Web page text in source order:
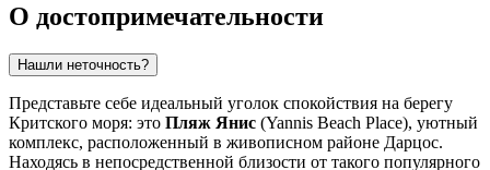
О достопримечательности
Нашли неточность?
Представьте себе идеальный уголок спокойствия на берегу
Критского моря: это Пляж Янис (Yannis Beach Place), уютный
комплекс, расположенный в живописном районе Дарцос.
Находясь в непосредственной близости от такого популярного